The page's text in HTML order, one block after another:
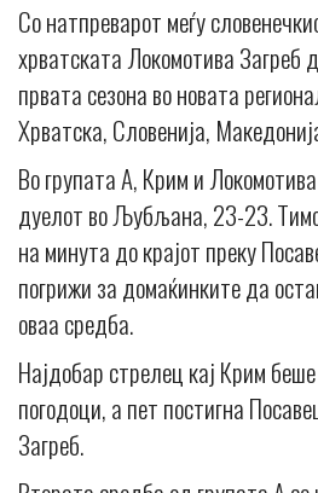
Со натпреварот меѓу
хрватската Локомотива Загреб
првата сезона во новата
Хрватска, Словенија,
Во групата А, Крим и
дуелот во Љубљана, 23-23.
на минута до крајот преку
погрижи за домаќинките да
оваа средба.
Најдобар стрелец кај Крим
погодоци, а пет постигна
Загреб.